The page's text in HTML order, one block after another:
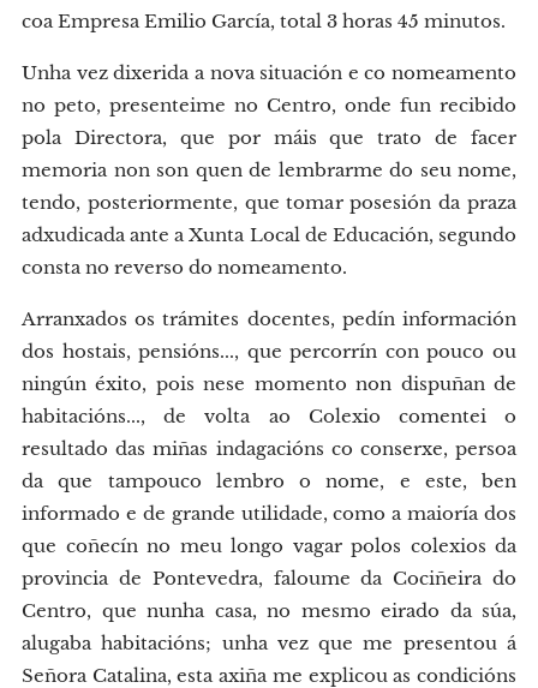
coa Empresa Emilio García, total 3 horas 45 minutos.
Unha vez dixerida a nova situación e co nomeamento
no peto, presenteime no Centro, onde fun recibido
pola Directora, que por máis que trato de facer
memoria non son quen de lembrarme do seu nome,
tendo, posteriormente, que tomar posesión da praza
adxudicada ante a Xunta Local de Educación, segundo
consta no reverso do nomeamento.
Arranxados os trámites docentes, pedín información
dos hostais, pensións..., que percorrín con pouco ou
ningún éxito, pois nese momento non dispuñan de
habitacións..., de volta ao Colexio comentei o
resultado das miñas indagacións co conserxe, persoa
da que tampouco lembro o nome, e este, ben
informado e de grande utilidade, como a maioría dos
que coñecín no meu longo vagar polos colexios da
provincia de Pontevedra, faloume da Cociñeira do
Centro, que nunha casa, no mesmo eirado da súa,
alugaba habitacións; unha vez que me presentou á
Señora Catalina, esta axiña me explicou as condicións